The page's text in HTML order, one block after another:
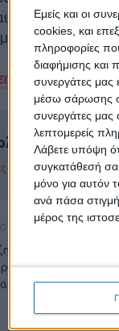
Εμείς και οι
cookies, και
πληροφορίες
διαφήμισης και
συνεργάτες μας
μέσω σάρωσης
συνεργάτες
λεπτομερείς
Λάβετε υπόψη
συγκατάθεσή
μόνο για αυτόν
ανά πάσα
μέρος της
με
Σήμερα
την
οι εξελίξεις στην
αγροτών
ελέγχου